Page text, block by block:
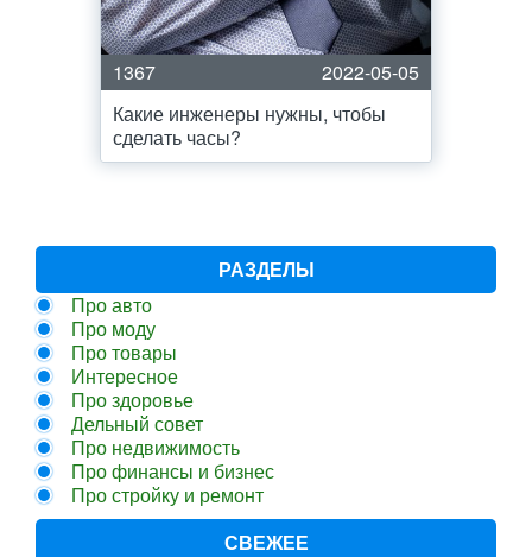
1367
2022-05-05
Какие инженеры нужны, чтобы
сделать часы?
РАЗДЕЛЫ
Про авто
Про моду
Про товары
Интересное
Про здоровье
Дельный совет
Про недвижимость
Про финансы и бизнес
Про стройку и ремонт
СВЕЖЕЕ